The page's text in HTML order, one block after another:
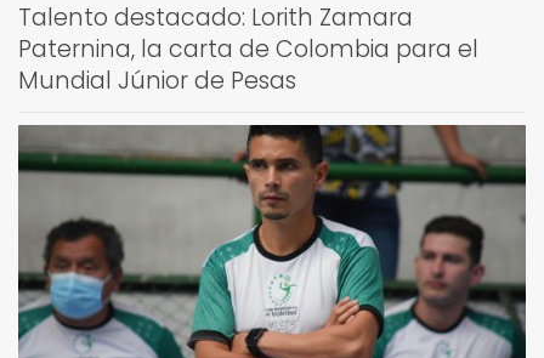
Talento destacado: Lorith Zamara
Paternina, la carta de Colombia para el
Mundial Júnior de Pesas